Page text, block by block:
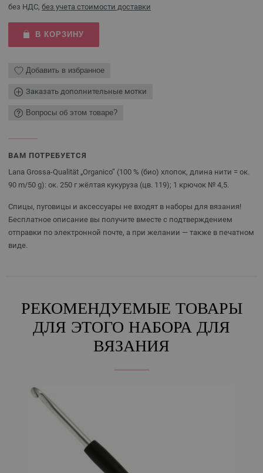
без НДС, без учета стоимости доставки
В КОРЗИНУ
Добавить в избранное
Заказать дополнительные мотки
Вопросы об этом товаре?
ВАМ ПОТРЕБУЕТСЯ
Lana Grossa-Qualität „Organico” (100 % (био) хлопок, длина нити = ок.
90 m/50 g): ок. 250 г жёлтая кукуруза (цв. 119); 1 крючок № 4,5.
Спицы, пуговицы и аксессуары не входят в наборы для вязания!
Бесплатное описание вы получите вместе с подтверждением
отправки по электронной почте, а при желании — также в печатном
виде.
РЕКОМЕНДУЕМЫЕ ТОВАРЫ
ДЛЯ ЭТОГО НАБОРА ДЛЯ
ВЯЗАНИЯ